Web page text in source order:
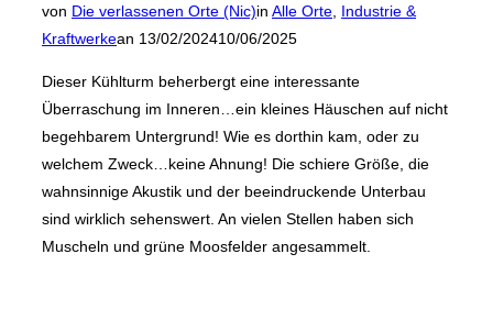
von Die verlassenen Orte (Nic)in Alle Orte Industrie &
Kraftwerkean Veröffentlicht
13/02/202410/06/2025
Dieser Kühlturm beherbergt eine interessante
Überraschung im Inneren…ein kleines Häuschen auf nicht
begehbarem Untergrund! Wie es dorthin kam, oder zu
welchem Zweck…keine Ahnung! Die schiere Größe, die
wahnsinnige Akustik und der beeindruckende Unterbau
sind wirklich sehenswert. An vielen Stellen haben sich
Muscheln und grüne Moosfelder angesammelt.